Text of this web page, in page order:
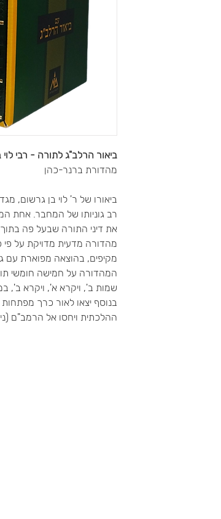
ביאור הרלב"ג לתורה - רבי
מהדורת ברנר-כהן
ביאורו של ר' לוי בן גרשום,
רב גוניותו של המחבר. אחת
את דיני התורה שבעל פה
מהדורה מדעית מדויקת על פי
מקיפים, בהוצאה מפוארת עם
המהדורה על חמישה חומשי
שמות ב', ויקרא א', ויקרא ב',
בנוסף יצאו לאור כרך
ההלכתית ויחסו אל הרמב"ם